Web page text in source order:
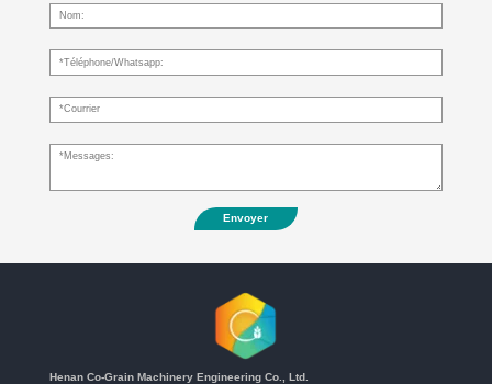
Envoyer
Henan Co-Grain Machinery Engineering Co., Ltd.